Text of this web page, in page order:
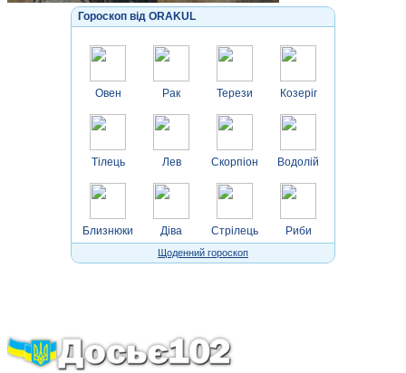
Гороскоп від ORAKUL
Овен
Тілець
Близнюки
Рак
Лев
Діва
Терези
Скорпіон
Стрілець
Козеріг
Водолій
Риби
Щоденний гороскоп